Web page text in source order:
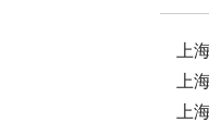
上
上
上